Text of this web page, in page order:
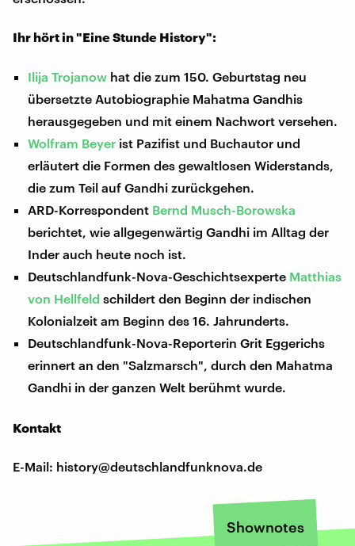
Ihr hört in "Eine Stunde History":
Ilija Trojanow hat die zum 150. Geburtstag neu
übersetzte Autobiographie Mahatma Gandhis
herausgegeben und mit einem Nachwort versehen.
Wolfram Beyer ist Pazifist und Buchautor und
erläutert die Formen des gewaltlosen Widerstands,
die zum Teil auf Gandhi zurückgehen.
ARD-Korrespondent Bernd Musch-Borowska
berichtet, wie allgegenwärtig Gandhi im Alltag der
Inder auch heute noch ist.
Deutschlandfunk-Nova-Geschichtsexperte Matthias
von Hellfeld schildert den Beginn der indischen
Kolonialzeit am Beginn des 16. Jahrunderts.
Deutschlandfunk-Nova-Reporterin Grit Eggerichs
erinnert an den "Salzmarsch", durch den Mahatma
Gandhi in der ganzen Welt berühmt wurde.
Kontakt
E-Mail: history@deutschlandfunknova.de
Shownotes